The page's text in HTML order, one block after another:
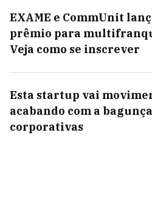
EXAME e CommUnit
prêmio para
Veja como se inscrever
Esta startup vai
acabando com a
corporativas